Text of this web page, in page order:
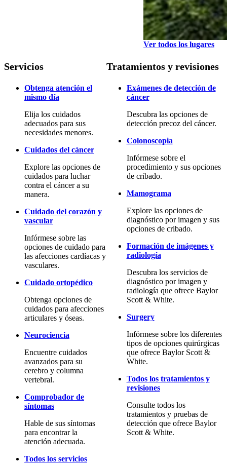
Ver todos los lugares
Servicios
Obtenga atención el
mismo día
Elija los cuidados
adecuados para sus
necesidades menores.
Cuidados del cáncer
Explore las opciones de
cuidados para luchar
contra el cáncer a su
manera.
Cuidado del corazón y
vascular
Infórmese sobre las
opciones de cuidado para
las afecciones cardíacas y
vasculares.
Cuidado ortopédico
Obtenga opciones de
cuidados para afecciones
articulares y óseas.
Neurociencia
Encuentre cuidados
avanzados para su
cerebro y columna
vertebral.
Comprobador de
síntomas
Hable de sus síntomas
para encontrar la
atención adecuada.
Todos los servicios
Tratamientos y revisiones
Exámenes de detección de
cáncer
Descubra las opciones de
detección precoz del cáncer.
Colonoscopia
Infórmese sobre el
procedimiento y sus opciones
de cribado.
Mamograma
Explore las opciones de
diagnóstico por imagen y sus
opciones de cribado.
Formación de imágenes y
radiología
Descubra los servicios de
diagnóstico por imagen y
radiología que ofrece Baylor
Scott & White.
Surgery
Infórmese sobre los diferentes
tipos de opciones quirúrgicas
que ofrece Baylor Scott &
White.
Todos los tratamientos y
revisiones
Consulte todos los
tratamientos y pruebas de
detección que ofrece Baylor
Scott & White.